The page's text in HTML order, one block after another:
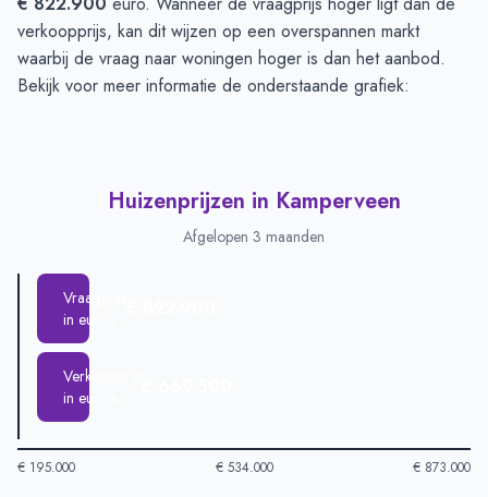
verkoopprijs, kan dit wijzen op een overspannen markt
waarbij de vraag naar woningen hoger is dan het aanbod.
Bekijk voor meer informatie de onderstaande grafiek:
Huizenprijzen in Kamperveen
Afgelopen 3 maanden
Vraagprijs
in euro's
Verkoopprijs
in euro's
€ 195.000 € 534.000 € 873.000